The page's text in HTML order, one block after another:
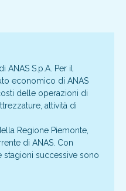
S.p.A. Per il
economico di ANAS
delle operazioni di
attività di
Regione Piemonte,
di ANAS. Con
stagioni successive sono